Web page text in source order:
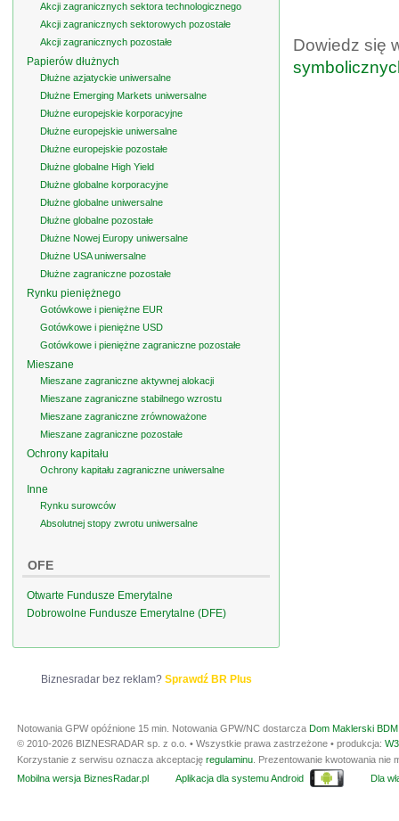
Dowiedz się
Akcji zagranicznych sektora technologicznego
Akcji zagranicznych sektorowych pozostałe
Akcji zagranicznych pozostałe
Papierów dłużnych
Dłużne azjatyckie uniwersalne
Dłużne Emerging Markets uniwersalne
Dłużne europejskie korporacyjne
Dłużne europejskie uniwersalne
Dłużne europejskie pozostałe
Dłużne globalne High Yield
Dłużne globalne korporacyjne
Dłużne globalne uniwersalne
Dłużne globalne pozostałe
Dłużne Nowej Europy uniwersalne
Dłużne USA uniwersalne
Dłużne zagraniczne pozostałe
Rynku pieniężnego
Gotówkowe i pieniężne EUR
Gotówkowe i pieniężne USD
Gotówkowe i pieniężne zagraniczne pozostałe
Mieszane
Mieszane zagraniczne aktywnej alokacji
Mieszane zagraniczne stabilnego wzrostu
Mieszane zagraniczne zrównoważone
Mieszane zagraniczne pozostałe
Ochrony kapitału
Ochrony kapitału zagraniczne uniwersalne
Inne
Rynku surowców
Absolutnej stopy zwrotu uniwersalne
OFE
Otwarte Fundusze Emerytalne
Dobrowolne Fundusze Emerytalne (DFE)
Biznesradar bez reklam? Sprawdź BR Plus
Notowania GPW opóźnione 15 min. Notowania GPW/NC dostarcza Dom Maklerski
© 2010-2026 BIZNESRADAR sp. z o.o. • Wszystkie prawa zastrzeżone • produkcja:
Korzystanie z serwisu oznacza akceptację regulaminu . Prezentowanie kwotowania
Mobilna wersja BiznesRadar.pl
Aplikacja dla systemu Android Dla